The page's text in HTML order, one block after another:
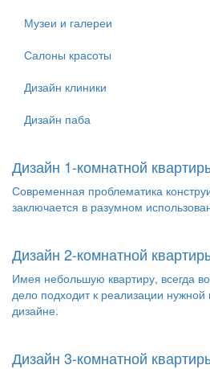
Музеи и галереи
Салоны красоты
Дизайн клиники
Дизайн паба
Дизайн 1-комнатной
Современная проблематика
заключается в разумном
Дизайн 2-комнатной
Имея небольшую квартиру, всегда
дело подходит к реализации
дизайне.
Дизайн 3-комнатной